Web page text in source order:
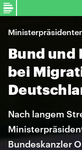
Bund und
bei
Nach langem
Bundeskanzler